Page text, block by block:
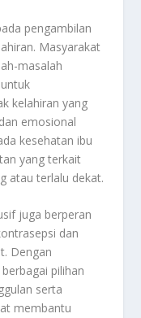
pengambilan
Masyarakat
masalah
kelahiran yang
emosional
kesehatan ibu
yang terkait
atau terlalu dekat.
juga berperan
dan
Dengan
pilihan
serta
membantu